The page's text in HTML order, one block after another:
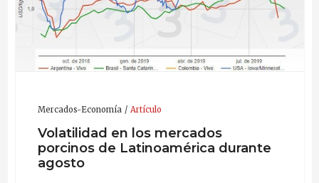
Mercados-Economía Artículo
Volatilidad en los mercados
porcinos de Latinoamérica durante
agosto